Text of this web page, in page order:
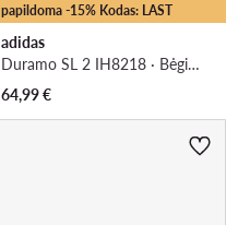
papildoma -15% Kodas: LAST
adidas
Duramo SL 2 IH8218 · Bėgimo batai
64,99€